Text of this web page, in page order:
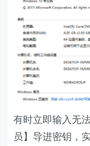
有时立即输入无
员】导进密钥，